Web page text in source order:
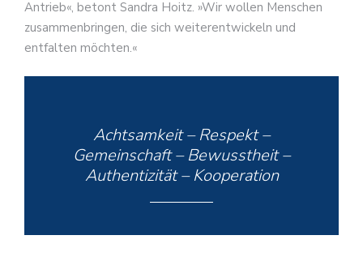
Antrieb«, betont Sandra Hoitz. »Wir wollen Menschen
zusammenbringen, die sich weiterentwickeln und
entfalten möchten.«
Achtsamkeit – Respekt –
Gemeinschaft – Bewusstheit –
Authentizität – Kooperation